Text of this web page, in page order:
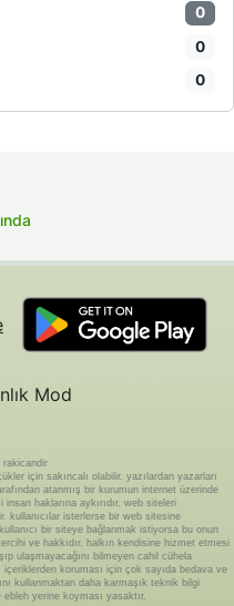
0
0
0
Mod
rakicandir
için sakıncalı olabilir. yazılardan yazarları
atanmış bir kurumun internet üzerinde
haklarına aykırıdır. web siteleri
kullanıcılar isterlerse bir web sitesine
bir siteye bağlanmak istiyorsa bu onun
ve hakkıdır. halkın kendisine hizmet etmesi
ulaşmayacağını bilmeyen cahil cühela
içeriklerden koruması için çok sayıda bedava ve
kullanmaktan daha karmaşık teknik bilgi
yerine koyması yasaktır.